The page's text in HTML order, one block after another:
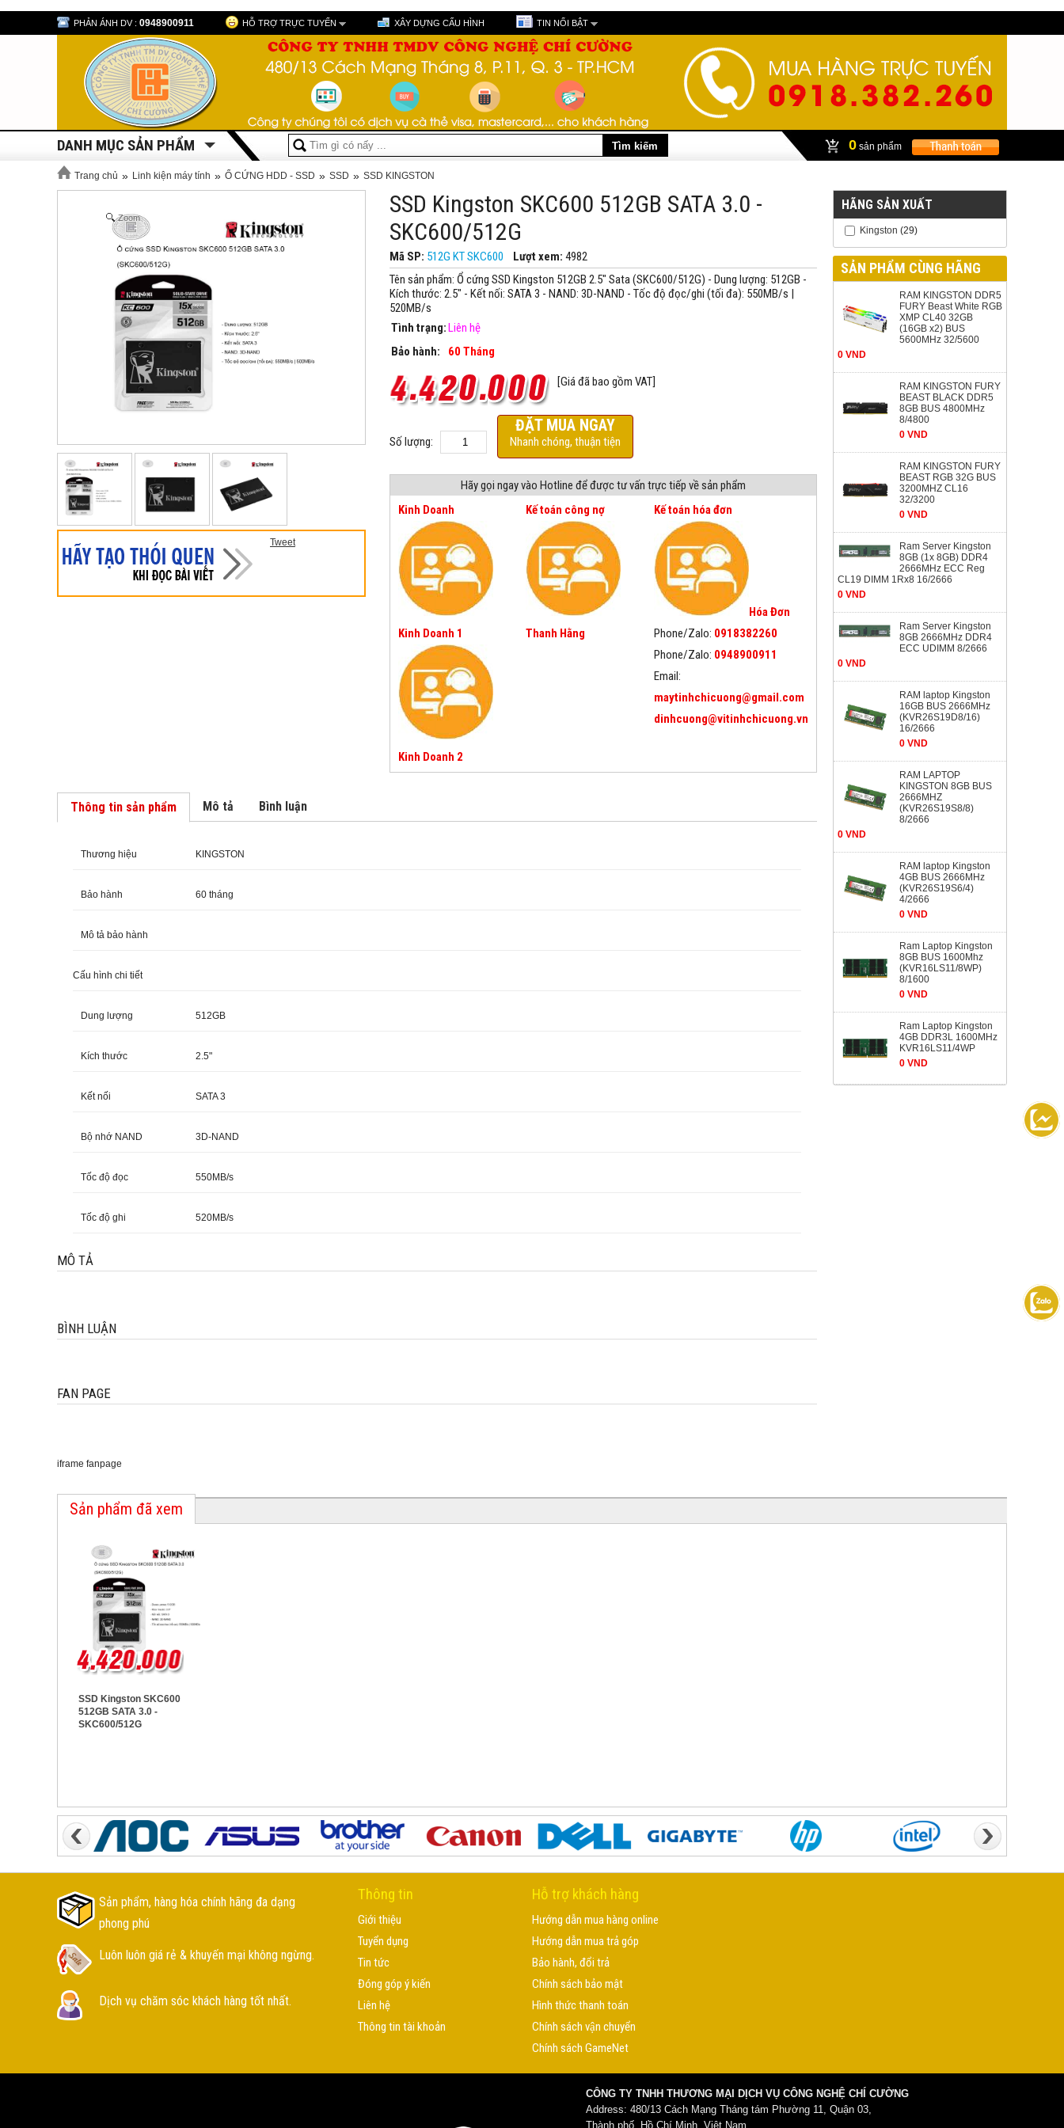
PHẢN ÁNH DV : 0948900911 HỖ TRỢ TRỰC TUYẾN XÂY DỰNG CẤU HÌNH TIN NỔI BẬT
DANH MỤC SẢN PHẨM 0 sản phẩm
Trang chủ » Linh kiện máy tính » Ổ CỨNG HDD - SSD » SSD » SSD KINGSTON
Zoom
Tweet
SSD Kingston SKC600 512GB SATA 3.0 -
SKC600/512G
Mã SP: 512G KT SKC600 Lượt xem: 4982
Tên sản phẩm: Ổ cứng SSD Kingston 512GB 2.5" Sata (SKC600/512G) - Dung lượng: 512GB -
Kích thước: 2.5" - Kết nối: SATA 3 - NAND: 3D-NAND - Tốc độ đọc/ghi (tối đa): 550MB/s |
520MB/s
Tình trạng:Liên hệ
Bảo hành:
60 Tháng
[Giá đã bao gồm VAT]
Số lượng:
ĐẶT MUA NGAY
Nhanh chóng, thuận tiện
Hãy gọi ngay vào Hotline để được tư vấn trực tiếp về sản phẩm
Kinh Doanh
Kinh Doanh 1
Kinh Doanh 2
Kế toán công nợ
Thanh Hằng
Kế toán hóa đơn
Hóa Đơn
Phone/Zalo: 0918382260
Phone/Zalo: 0948900911
Email:
maytinhchicuong@gmail.com
dinhcuong@vitinhchicuong.vn
Thông tin sản phẩm Mô tả Bình luận
Thương hiệu KINGSTON
Bảo hành 60 tháng
Mô tả bảo hành
Cấu hình chi tiết
Dung lượng 512GB
Kích thước 2.5"
Kết nối SATA 3
Bộ nhớ NAND 3D-NAND
Tốc độ đọc 550MB/s
Tốc độ ghi 520MB/s
MÔ TẢ
BÌNH LUẬN
FAN PAGE
iframe fanpage
HÃNG SẢN XUẤT
Kingston (29)
SẢN PHẨM CÙNG HÃNG
RAM KINGSTON DDR5
FURY Beast White RGB
XMP CL40 32GB
(16GB x2) BUS
5600MHz 32/5600
0 VND
RAM KINGSTON FURY
BEAST BLACK DDR5
8GB BUS 4800MHz
8/4800
0 VND
RAM KINGSTON FURY
BEAST RGB 32G BUS
3200MHZ CL16
32/3200
0 VND
Ram Server Kingston
8GB (1x 8GB) DDR4
2666MHz ECC Reg
CL19 DIMM 1Rx8 16/2666
0 VND
Ram Server Kingston
8GB 2666MHz DDR4
ECC UDIMM 8/2666
0 VND
RAM laptop Kingston
16GB BUS 2666MHz
(KVR26S19D8/16)
16/2666
0 VND
RAM LAPTOP
KINGSTON 8GB BUS
2666MHZ
(KVR26S19S8/8)
8/2666
0 VND
RAM laptop Kingston
4GB BUS 2666MHz
(KVR26S19S6/4)
4/2666
0 VND
Ram Laptop Kingston
8GB BUS 1600Mhz
(KVR16LS11/8WP)
8/1600
0 VND
Ram Laptop Kingston
4GB DDR3L 1600MHz
KVR16LS11/4WP
0 VND
Sản phẩm đã xem
SSD Kingston SKC600
512GB SATA 3.0 -
SKC600/512G
Sản phẩm, hàng hóa chính hãng đa dạng
phong phú
Luôn luôn giá rẻ & khuyến mại không ngừng.
Dịch vụ chăm sóc khách hàng tốt nhất.
Thông tin
Giới thiệu
Tuyển dụng
Tin tức
Đóng góp ý kiến
Liên hệ
Thông tin tài khoản
Hỗ trợ khách hàng
Hướng dẫn mua hàng online
Hướng dẫn mua trả góp
Bảo hành, đổi trả
Chính sách bảo mật
Hình thức thanh toán
Chính sách vận chuyển
Chính sách GameNet
CÔNG TY TNHH THƯƠNG MẠI DỊCH VỤ CÔNG NGHỆ CHÍ CƯỜNG
Address: 480/13 Cách Mạng Tháng tám Phường 11, Quận 03,
Thành phố .Hồ Chí Minh, Việt Nam